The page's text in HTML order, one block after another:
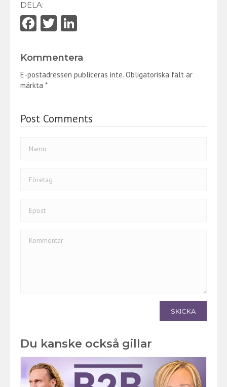
DELA:
Fa
b
o
o
T
itt
er
e
dI
Kommentera
E-postadressen publiceras inte. Obligatoriska fält är
märkta *
Post Comments
SKICKA
Du kanske också gillar